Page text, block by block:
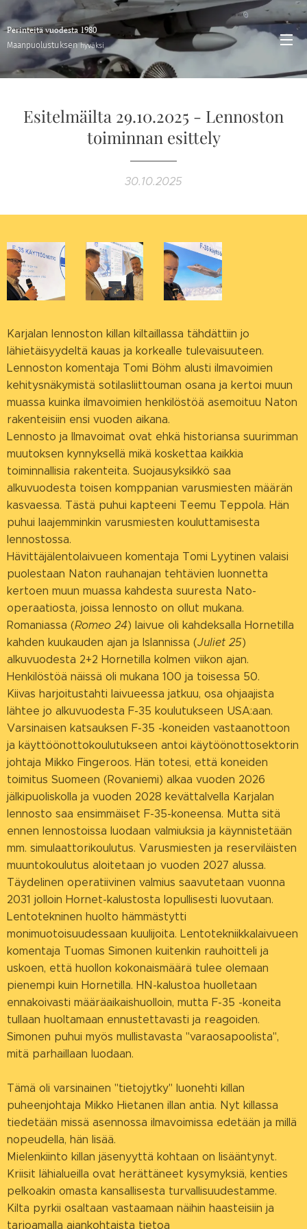
Perinteitä vuodesta 1980
Maanpuolustuksenhyväksi
Esitelmäilta 29.10.2025 - Lennoston
toiminnan esittely
30.10.2025
Karjalan lennoston killan kiltaillassa tähdättiin jo
lähietäisyydeltä kauas ja korkealle tulevaisuuteen.
Lennoston komentaja Tomi Böhm alusti ilmavoimien
kehitysnäkymistä sotilasliittouman osana ja kertoi muun
muassa kuinka ilmavoimien henkilöstöä asemoituu Naton
rakenteisiin ensi vuoden aikana.
Lennosto ja Ilmavoimat ovat ehkä historiansa suurimman
muutoksen kynnyksellä mikä koskettaa kaikkia
toiminnallisia rakenteita. Suojausyksikkö saa
alkuvuodesta toisen komppanian varusmiesten määrän
kasvaessa. Tästä puhui kapteeni Teemu Teppola. Hän
puhui laajemminkin varusmiesten kouluttamisesta
lennostossa.
Hävittäjälentolaivueen komentaja Tomi Lyytinen valaisi
puolestaan Naton rauhanajan tehtävien luonnetta
kertoen muun muassa kahdesta suuresta Nato-
operaatiosta, joissa lennosto on ollut mukana.
Romaniassa (Romeo 24) laivue oli kahdeksalla Hornetilla
kahden kuukauden ajan ja Islannissa (Juliet 25)
alkuvuodesta 2+2 Hornetilla kolmen viikon ajan.
Henkilöstöä näissä oli mukana 100 ja toisessa 50.
Kiivas harjoitustahti laivueessa jatkuu, osa ohjaajista
lähtee jo alkuvuodesta F-35 koulutukseen USA:aan.
Varsinaisen katsauksen F-35 -koneiden vastaanottoon
ja käyttöönottokoulutukseen antoi käytöönottosektorin
johtaja Mikko Fingeroos. Hän totesi, että koneiden
toimitus Suomeen (Rovaniemi) alkaa vuoden 2026
jälkipuoliskolla ja vuoden 2028 kevättalvella Karjalan
lennosto saa ensimmäiset F-35-koneensa. Mutta sitä
ennen lennostoissa luodaan valmiuksia ja käynnistetään
mm. simulaattorikoulutus. Varusmiesten ja reserviläisten
muuntokoulutus aloitetaan jo vuoden 2027 alussa.
Täydelinen operatiivinen valmius saavutetaan vuonna
2031 jolloin Hornet-kalustosta lopullisesti luovutaan.
Lentotekninen huolto hämmästytti
monimuotoisuudessaan kuulijoita. Lentotekniikkalaivueen
komentaja Tuomas Simonen kuitenkin rauhoitteli ja
uskoen, että huollon kokonaismäärä tulee olemaan
pienempi kuin Hornetilla. HN-kalustoa huolletaan
ennakoivasti määräaikaishuolloin, mutta F-35 -koneita
tullaan huoltamaan ennustettavasti ja reagoiden.
Simonen puhui myös mullistavasta "varaosapoolista",
mitä parhaillaan luodaan.
Tämä oli varsinainen "tietojytky" luonehti killan
puheenjohtaja Mikko Hietanen illan antia. Nyt killassa
tiedetään missä asennossa ilmavoimissa edetään ja millä
nopeudella, hän lisää.
Mielenkiinto killan jäsenyyttä kohtaan on lisääntynyt.
Kriisit lähialueilla ovat herättäneet kysymyksiä, kenties
pelkoakin omasta kansallisesta turvallisuudestamme.
Kilta pyrkii osaltaan vastaamaan näihin haasteisiin ja
tarjoamalla ajankohtaista tietoa